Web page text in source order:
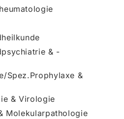
& -
Spez.Prophylaxe &
& Virologie
Molekularpathologie